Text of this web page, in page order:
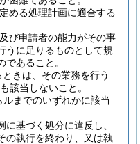
める処理計画に適合する
び申請者の能力がその事
うに足りるものとして規
あること。
きは、その業務を行う
該当しないこと。
までのいずれかに該当
基づく処分に違反し、
の執行を終わり、又は執